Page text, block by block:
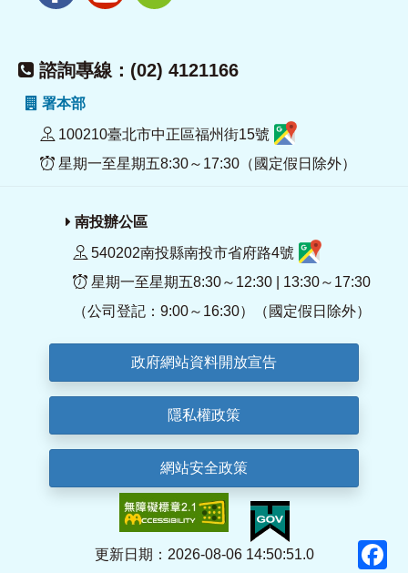
諮詢專線：(02) 4121166
署本部
100210臺北市中正區福州街15號
星期一至星期五8:30～17:30（國定假日除外）
南投辦公區
540202南投縣南投市省府路4號
星期一至星期五8:30～12:30 | 13:30～17:30
（公司登記：9:00～16:30）（國定假日除外）
政府網站資料開放宣告
隱私權政策
網站安全政策
更新日期：2026-08-06 14:50:51.0